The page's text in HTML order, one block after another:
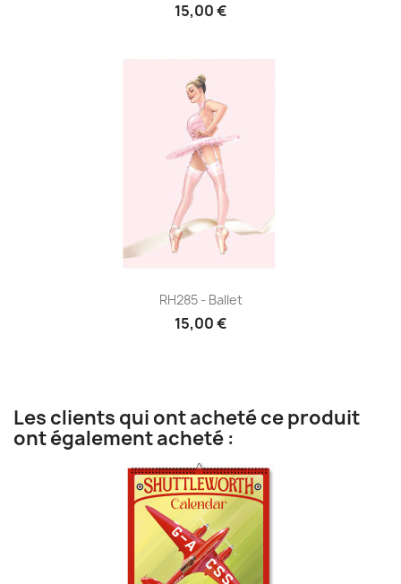
15,00 €
RH285 - Ballet
15,00 €
Les clients qui ont acheté ce produit
ont également acheté :